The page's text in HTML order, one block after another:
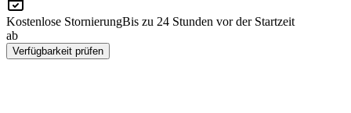
Kostenlose StornierungBis zu 24 Stunden vor der Startzeit
ab
Verfügbarkeit prüfen